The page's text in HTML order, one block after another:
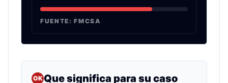
FUENTE:FMCSA
OKQue significa para su caso